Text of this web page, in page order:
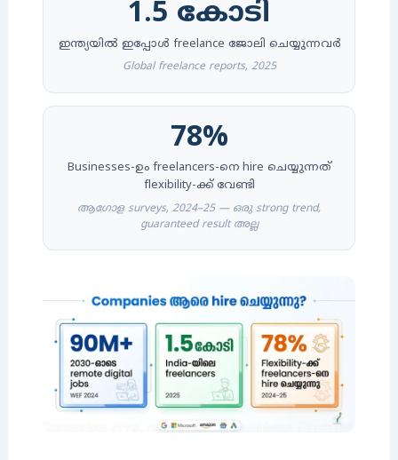
1.5 കോടി
ഇന്ത്യയിൽ ഇപ്പോൾ freelance ജോലി ചെയ്യുന്നവർ
Global freelance reports, 2025
78%
Businesses-ഉം freelancers-നെ hire ചെയ്യുന്നത്
flexibility-ക്ക് വേണ്ടി
ആഗോള surveys, 2024–25 — ഒരു strong trend,
guaranteed result അല്ല